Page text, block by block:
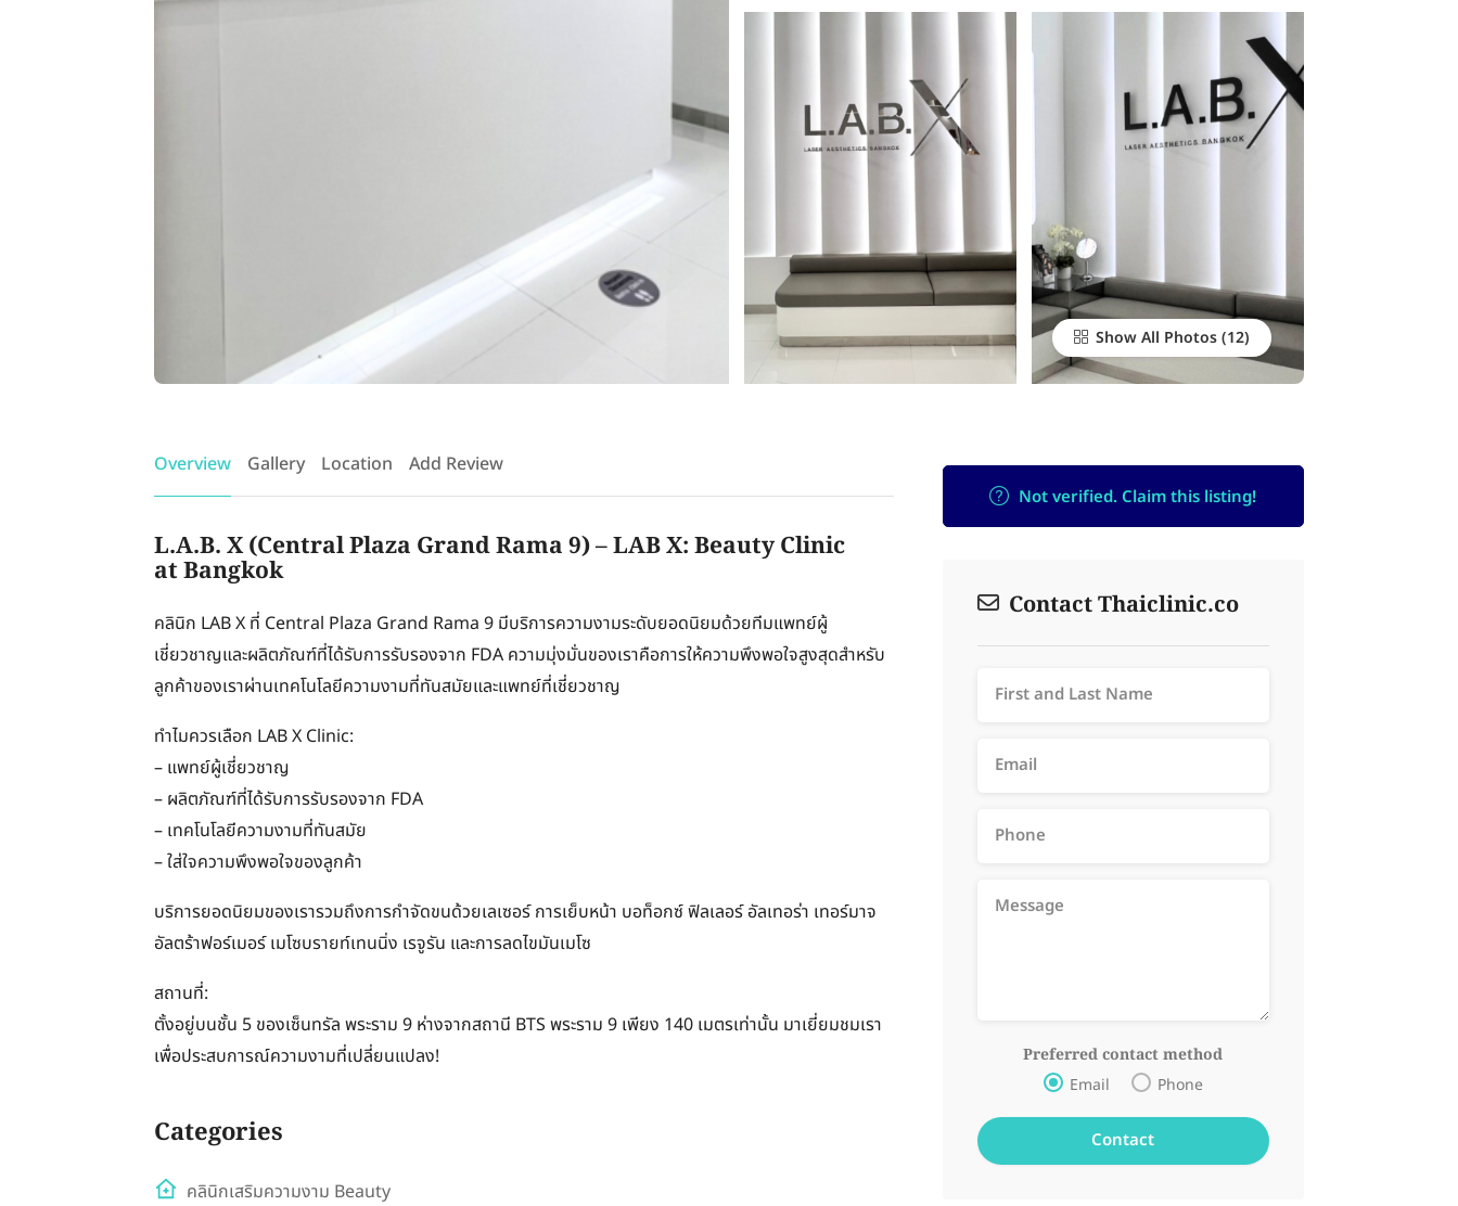
Show All Photos
Overview Gallery Location Add Review
L.A.B. X (Central Plaza Grand Rama 9) – LAB X: Beauty Clinic
at Bangkok
คลินิก LAB X ที่ Central Plaza Grand Rama 9 มีบริการความงามระดับยอดนิยมด้วยทีมแพทย์ผู้
เชี่ยวชาญและผลิตภัณฑ์ที่ได้รับการรับรองจาก FDA ความมุ่งมั่นของเราคือการให้ความพึงพอใจสูงสุดสำหรับ
ลูกค้าของเราผ่านเทคโนโลยีความงามที่ทันสมัยและแพทย์ที่เชี่ยวชาญ
ทำไมควรเลือก LAB X Clinic:
– แพทย์ผู้เชี่ยวชาญ
– ผลิตภัณฑ์ที่ได้รับการรับรองจาก FDA
– เทคโนโลยีความงามที่ทันสมัย
– ใส่ใจความพึงพอใจของลูกค้า
บริการยอดนิยมของเรารวมถึงการกำจัดขนด้วยเลเซอร์ การเย็บหน้า บอท็อกซ์ ฟิลเลอร์ อัลเทอร่า เทอร์มาจ
อัลตร้าฟอร์เมอร์ เมโซบรายท์เทนนิ่ง เรจูรัน และการลดไขมันเมโซ
สถานที่:
ตั้งอยู่บนชั้น 5 ของเซ็นทรัล พระราม 9 ห่างจากสถานี BTS พระราม 9 เพียง 140 เมตรเท่านั้น มาเยี่ยมชมเรา
เพื่อประสบการณ์ความงามที่เปลี่ยนแปลง!
Categories
คลินิกเสริมความงาม Beauty
Not verified. Claim this listing!
Contact Thaiclinic.co
Preferred contact method
Email Phone